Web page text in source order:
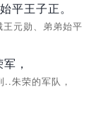
平王子正。
元勋、弟弟始平
，
..朱荣的军队，